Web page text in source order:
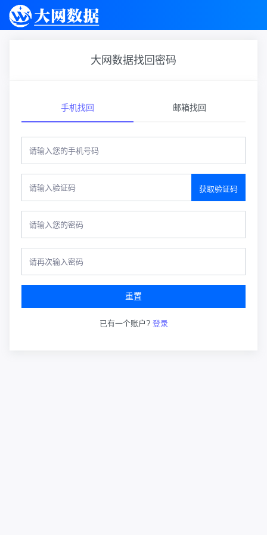
大网数据找回密码
手机找回 邮箱找回
获取验证码
重置
已有一个账户? 登录